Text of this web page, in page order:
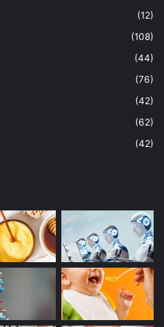
(12)
(108)
(44)
(76)
(42)
(62)
(42)